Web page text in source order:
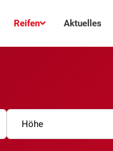
Reifen Aktuelles
Höhe